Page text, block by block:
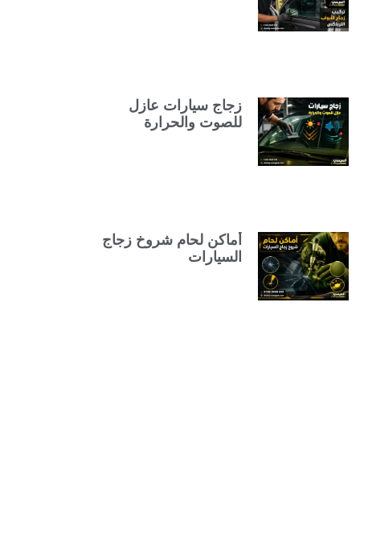
زجاج سيارات عازل
للصوت والحرارة
أماكن لحام شروخ زجاج
السيارات